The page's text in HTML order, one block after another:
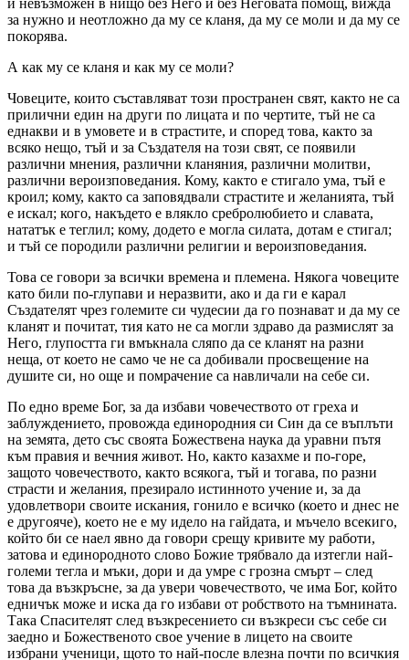
и невъзможен в нищо без Него и без Неговата помощ, вижда
за нужно и неотложно да му се кланя, да му се моли и да му се
покорява.
А как му се кланя и как му се моли?
Човеците, които съставляват този пространен свят, както не са
прилични един на други по лицата и по чертите, тъй не са
еднакви и в умовете и в страстите, и според това, както за
всяко нещо, тъй и за Създателя на този свят, се появили
различни мнения, различни кланяния, различни молитви,
различни вероизповедания. Кому, както е стигало ума, тъй е
кроил; кому, както са заповядвали страстите и желанията, тъй
е искал; кого, накъдето е влякло сребролюбието и славата,
нататък е теглил; кому, додето е могла силата, дотам е стигал;
и тъй се породили различни религии и вероизповедания.
Това се говори за всички времена и племена. Някога човеците
като били по-глупави и неразвити, ако и да ги е карал
Създателят чрез големите си чудесии да го познават и да му се
кланят и почитат, тия като не са могли здраво да размислят за
Него, глупостта ги вмъкнала сляпо да се кланят на разни
неща, от което не само че не са добивали просвещение на
душите си, но още и помрачение са навличали на себе си.
По едно време Бог, за да избави човечеството от греха и
заблуждението, провожда единородния си Син да се въплъти
на земята, дето със своята Божествена наука да уравни пътя
към правия и вечния живот. Но, както казахме и по-горе,
защото човечеството, както всякога, тъй и тогава, по разни
страсти и желания, презирало истинното учение и, за да
удовлетвори своите искания, гонило е всичко (което и днес не
е другояче), което не е му идело на гайдата, и мъчело всекиго,
който би се наел явно да говори срещу кривите му работи,
затова и единородното слово Божие трябвало да изтегли най-
големи тегла и мъки, дори и да умре с грозна смърт – след
това да възкръсне, за да увери човечеството, че има Бог, който
едничък може и иска да го избави от робството на тъмнината.
Така Спасителят след възкресението си възкреси със себе си
заедно и Божественото свое учение в лицето на своите
избрани ученици, щото то най-после влезна почти по всичкия